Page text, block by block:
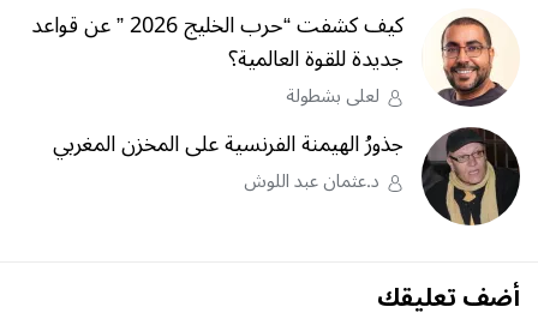
كيف كشفت “حرب الخليج 2026 ” عن قواعد
جديدة للقوة العالمية؟
لعلى بشطولة
جذورُ الهيمنة الفرنسية على المخزن المغربي
د.عثمان عبد اللوش
أضف تعليقك